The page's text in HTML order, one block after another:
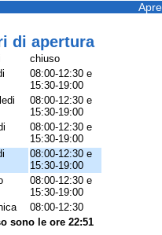
di apertura
chiuso
08:00-12:30 e
15:30-19:00
08:00-12:30 e
15:30-19:00
08:00-12:30 e
15:30-19:00
08:00-12:30 e
15:30-19:00
08:00-12:30 e
15:30-19:00
08:00-12:30
sono le ore 22:51